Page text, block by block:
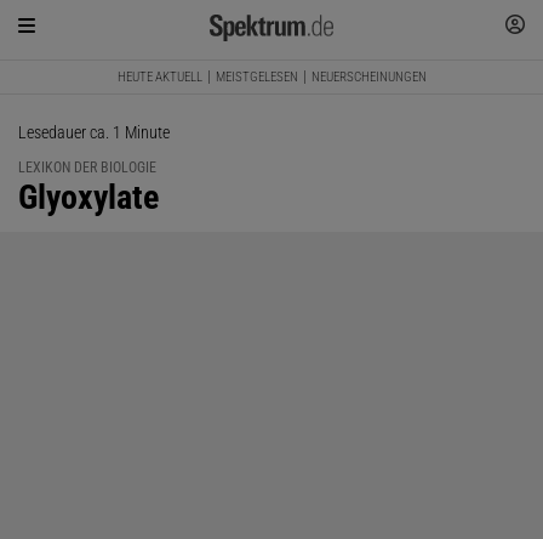
HEUTE AKTUELL MEISTGELESEN NEUERSCHEINUNGEN
Lesedauer ca. 1 Minute
LEXIKON DER BIOLOGIE
:
Glyoxylate